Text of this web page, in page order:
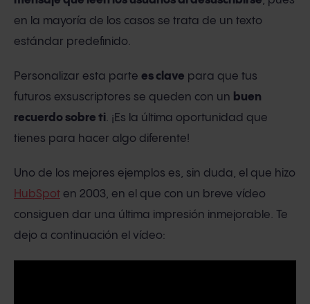
en la mayoría de los casos se trata de un texto
estándar predefinido.
Personalizar esta parte es clave para que tus
futuros exsuscriptores se queden con un buen
recuerdo sobre ti. ¡Es la última oportunidad que
tienes para hacer algo diferente!
Uno de los mejores ejemplos es, sin duda, el que hizo
HubSpot en 2003, en el que con un breve vídeo
consiguen dar una última impresión inmejorable. Te
dejo a continuación el vídeo: